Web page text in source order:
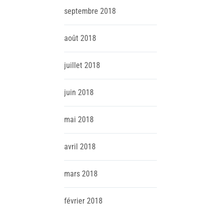
septembre 2018
août 2018
juillet 2018
juin 2018
mai 2018
avril 2018
mars 2018
février 2018